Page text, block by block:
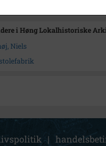
i Høng Lokalhistoriske
Niels
|